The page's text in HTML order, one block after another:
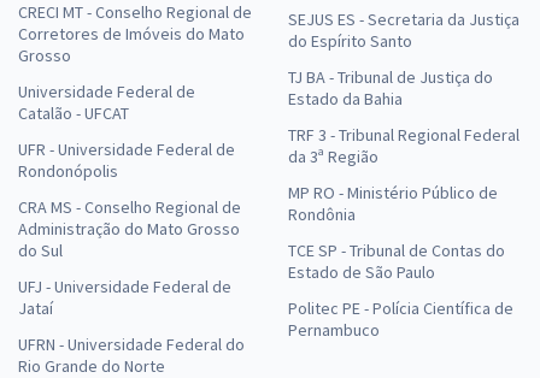
CRECI MT - Conselho Regional de
Corretores de Imóveis do Mato
Grosso
Universidade Federal de
Catalão - UFCAT
UFR - Universidade Federal de
Rondonópolis
CRA MS - Conselho Regional de
Administração do Mato Grosso
do Sul
UFJ - Universidade Federal de
Jataí
UFRN - Universidade Federal do
Rio Grande do Norte
SEJUS ES - Secretaria da Justiça
do Espírito Santo
TJ BA - Tribunal de Justiça do
Estado da Bahia
TRF 3 - Tribunal Regional Federal
da 3ª Região
MP RO - Ministério Público de
Rondônia
TCE SP - Tribunal de Contas do
Estado de São Paulo
Politec PE - Polícia Científica de
Pernambuco